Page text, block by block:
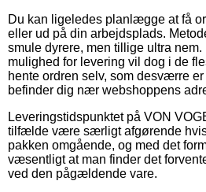
Du kan ligeledes planlægge at få
eller ud på din arbejdsplads.
smule dyrere, men tillige ultra
mulighed for levering vil dog i de
hente ordren selv, som desværre
befinder dig nær webshoppens
Leveringstidspunktet på VON
tilfælde være særligt afgørende
pakken omgående, og med det
væsentligt at man finder det
ved den pågældende vare.